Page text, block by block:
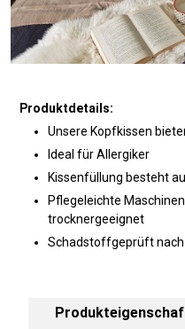
Produktdetails:
Unsere Kopfkissen
Ideal für Allergiker
Kissenfüllung besteht
Pflegeleichte
trocknergeeignet
Schadstoffgeprüft nach